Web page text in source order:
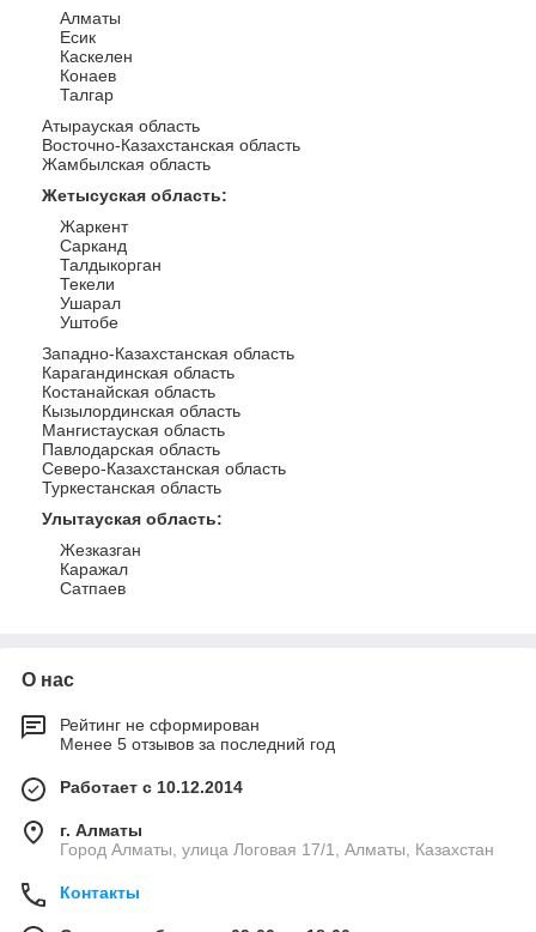
Алматы
Есик
Каскелен
Конаев
Талгар
Атырауская область
Восточно-Казахстанская область
Жамбылская область
Жетысуская область:
Жаркент
Сарканд
Талдыкорган
Текели
Ушарал
Уштобе
Западно-Казахстанская область
Карагандинская область
Костанайская область
Кызылординская область
Мангистауская область
Павлодарская область
Северо-Казахстанская область
Туркестанская область
Улытауская область:
Жезказган
Каражал
Сатпаев
О нас
Рейтинг не сформирован
Менее 5 отзывов за последний год
Работает с 10.12.2014
г. Алматы
Город Алматы, улица Логовая 17/1, Алматы, Казахстан
Контакты